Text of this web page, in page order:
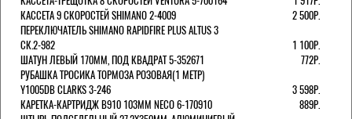
КАССЕТА 9 СКОРОСТЕЙ SHIMANO 2-4009
2 500Р.
ПЕРЕКЛЮЧАТЕЛЬ SHIMANO RAPIDFIRE PLUS ALTUS 3
СК.2-982
1 100Р.
ШАТУН ЛЕВЫЙ 170ММ, ПОД КВАДРАТ 5-352671
772Р.
РУБАШКА ТРОСИКА ТОРМОЗА РОЗОВАЯ(1 МЕТР)
Y1005DB CLARKS 3-246
3 598Р.
КАРЕТКА-КАРТРИДЖ B910 103ММ NECO 6-170910
889Р.